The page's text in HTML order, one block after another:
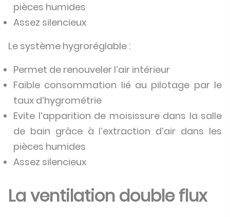
pièces humides
Assez silencieux
Le système hygroréglable :
Permet de renouveler l’air intérieur
Faible consommation lié au pilotage par le
taux d’hygrométrie
Evite l’apparition de moisissure dans la salle
de bain grâce à l’extraction d’air dans les
pièces humides
Assez silencieux
La ventilation double flux